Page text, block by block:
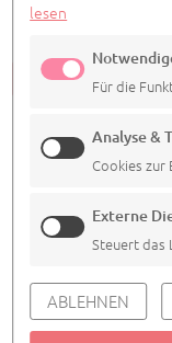
ALLE TERMINE
IMPRESSUM
©
lesen
Für die
Analyse &
Cookies zur
Externe
Steuert das
ABLEHNEN